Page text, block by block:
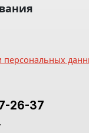
персональных
26-37